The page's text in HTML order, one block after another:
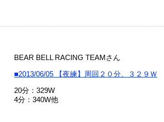
BEAR BELL RACING TEAMさん
■2013/06/05 【夜練】周回２０分、３２９Ｗ
20分：329W
4分：340W他